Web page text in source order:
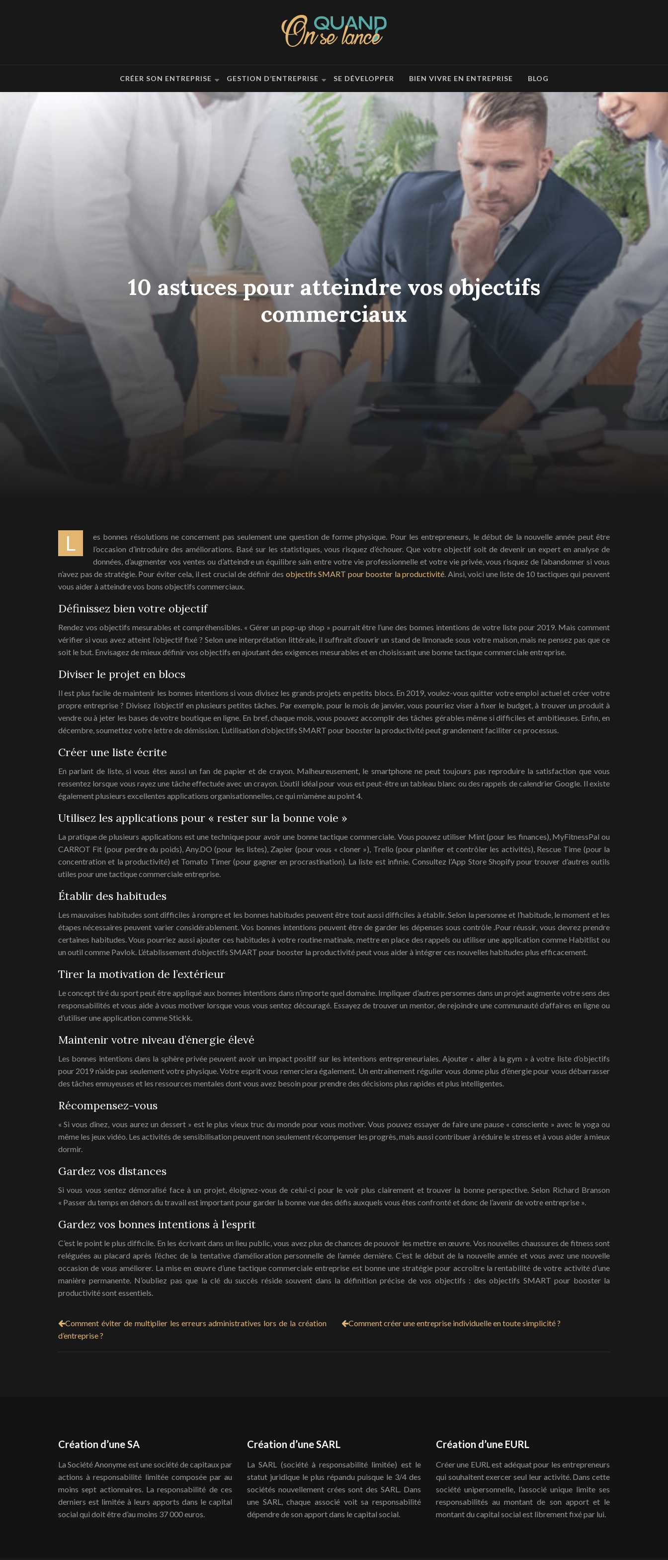
CRÉER SON ENTREPRISE GESTION D’ENTREPRISE SE DÉVELOPPER BIEN VIVRE EN ENTREPRISE BLOG
10 astuces pour atteindre vos objectifs
commerciaux
Les bonnes résolutions ne concernent pas seulement une question de forme physique. Pour les entrepreneurs, le début de la nouvelle année peut être
l’occasion d’introduire des améliorations. Basé sur les statistiques, vous risquez d’échouer. Que votre objectif soit de devenir un expert en analyse de
données, d’augmenter vos ventes ou d’atteindre un équilibre sain entre votre vie professionnelle et votre vie privée, vous risquez de l’abandonner si vous
n’avez pas de stratégie. Pour éviter cela, il est crucial de définir des objectifs SMART pour booster la productivité. Ainsi, voici une liste de 10 tactiques qui peuvent
vous aider à atteindre vos bons objectifs commerciaux.
Définissez bien votre objectif
Rendez vos objectifs mesurables et compréhensibles. « Gérer un pop-up shop » pourrait être l’une des bonnes intentions de votre liste pour 2019. Mais comment
vérifier si vous avez atteint l’objectif fixé ? Selon une interprétation littérale, il suffirait d’ouvrir un stand de limonade sous votre maison, mais ne pensez pas que ce
soit le but. Envisagez de mieux définir vos objectifs en ajoutant des exigences mesurables et en choisissant une bonne tactique commerciale entreprise.
Diviser le projet en blocs
Il est plus facile de maintenir les bonnes intentions si vous divisez les grands projets en petits blocs. En 2019, voulez-vous quitter votre emploi actuel et créer votre
propre entreprise ? Divisez l’objectif en plusieurs petites tâches. Par exemple, pour le mois de janvier, vous pourriez viser à fixer le budget, à trouver un produit à
vendre ou à jeter les bases de votre boutique en ligne. En bref, chaque mois, vous pouvez accomplir des tâches gérables même si difficiles et ambitieuses. Enfin, en
décembre, soumettez votre lettre de démission. L’utilisation d’objectifs SMART pour booster la productivité peut grandement faciliter ce processus.
Créer une liste écrite
En parlant de liste, si vous êtes aussi un fan de papier et de crayon. Malheureusement, le smartphone ne peut toujours pas reproduire la satisfaction que vous
ressentez lorsque vous rayez une tâche effectuée avec un crayon. L’outil idéal pour vous est peut-être un tableau blanc ou des rappels de calendrier Google. Il existe
également plusieurs excellentes applications organisationnelles, ce qui m’amène au point 4.
Utilisez les applications pour « rester sur la bonne voie »
La pratique de plusieurs applications est une technique pour avoir une bonne tactique commerciale. Vous pouvez utiliser Mint (pour les finances), MyFitnessPal ou
CARROT Fit (pour perdre du poids), Any.DO (pour les listes), Zapier (pour vous « cloner »), Trello (pour planifier et contrôler les activités), Rescue Time (pour la
concentration et la productivité) et Tomato Timer (pour gagner en procrastination). La liste est infinie. Consultez l’App Store Shopify pour trouver d’autres outils
utiles pour une tactique commerciale entreprise.
Établir des habitudes
Les mauvaises habitudes sont difficiles à rompre et les bonnes habitudes peuvent être tout aussi difficiles à établir. Selon la personne et l’habitude, le moment et les
étapes nécessaires peuvent varier considérablement. Vos bonnes intentions peuvent être de garder les dépenses sous contrôle .Pour réussir, vous devrez prendre
certaines habitudes. Vous pourriez aussi ajouter ces habitudes à votre routine matinale, mettre en place des rappels ou utiliser une application comme Habitlist ou
un outil comme Pavlok. L’établissement d’objectifs SMART pour booster la productivité peut vous aider à intégrer ces nouvelles habitudes plus efficacement.
Tirer la motivation de l’extérieur
Le concept tiré du sport peut être appliqué aux bonnes intentions dans n’importe quel domaine. Impliquer d’autres personnes dans un projet augmente votre sens des
responsabilités et vous aide à vous motiver lorsque vous vous sentez découragé. Essayez de trouver un mentor, de rejoindre une communauté d’affaires en ligne ou
d’utiliser une application comme Stickk.
Maintenir votre niveau d’énergie élevé
Les bonnes intentions dans la sphère privée peuvent avoir un impact positif sur les intentions entrepreneuriales. Ajouter « aller à la gym » à votre liste d’objectifs
pour 2019 n’aide pas seulement votre physique. Votre esprit vous remerciera également. Un entraînement régulier vous donne plus d’énergie pour vous débarrasser
des tâches ennuyeuses et les ressources mentales dont vous avez besoin pour prendre des décisions plus rapides et plus intelligentes.
Récompensez-vous
« Si vous dînez, vous aurez un dessert » est le plus vieux truc du monde pour vous motiver. Vous pouvez essayer de faire une pause « consciente » avec le yoga ou
même les jeux vidéo. Les activités de sensibilisation peuvent non seulement récompenser les progrès, mais aussi contribuer à réduire le stress et à vous aider à mieux
dormir.
Gardez vos distances
Si vous vous sentez démoralisé face à un projet, éloignez-vous de celui-ci pour le voir plus clairement et trouver la bonne perspective. Selon Richard Branson
« Passer du temps en dehors du travail est important pour garder la bonne vue des défis auxquels vous êtes confronté et donc de l’avenir de votre entreprise ».
Gardez vos bonnes intentions à l’esprit
C’est le point le plus difficile. En les écrivant dans un lieu public, vous avez plus de chances de pouvoir les mettre en œuvre. Vos nouvelles chaussures de fitness sont
reléguées au placard après l’échec de la tentative d’amélioration personnelle de l’année dernière. C’est le début de la nouvelle année et vous avez une nouvelle
occasion de vous améliorer. La mise en œuvre d’une tactique commerciale entreprise est bonne une stratégie pour accroître la rentabilité de votre activité d’une
manière permanente. N’oubliez pas que la clé du succès réside souvent dans la définition précise de vos objectifs : des objectifs SMART pour booster la
productivité sont essentiels.
Comment éviter de multiplier les erreurs administratives lors de la création
d’entreprise ?
Comment créer une entreprise individuelle en toute simplicité ?
Création d’une SA
La Société Anonyme est une société de capitaux par
actions à responsabilité limitée composée par au
moins sept actionnaires. La responsabilité de ces
derniers est limitée à leurs apports dans le capital
social qui doit être d’au moins 37 000 euros.
Création d’une SARL
La SARL (société à responsabilité limitée) est le
statut juridique le plus répandu puisque le 3/4 des
sociétés nouvellement crées sont des SARL. Dans
une SARL, chaque associé voit sa responsabilité
dépendre de son apport dans le capital social.
Création d’une EURL
Créer une EURL est adéquat pour les entrepreneurs
qui souhaitent exercer seul leur activité. Dans cette
société unipersonnelle, l’associé unique limite ses
responsabilités au montant de son apport et le
montant du capital social est librement fixé par lui.